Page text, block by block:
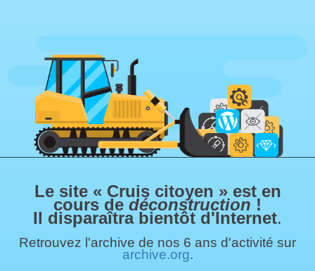
Le site « Cruis citoyen » est en
cours de déconstruction !
Il disparaîtra bientôt d'Internet.
Retrouvez l'archive de nos 6 ans d'activité sur
archive.org.